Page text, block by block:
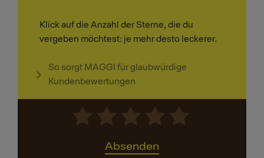
Klick auf die Anzahl der Sterne, die du
vergeben möchtest: je mehr desto leckerer.
So sorgt MAGGI für glaubwürdige
Kundenbewertungen
Absenden